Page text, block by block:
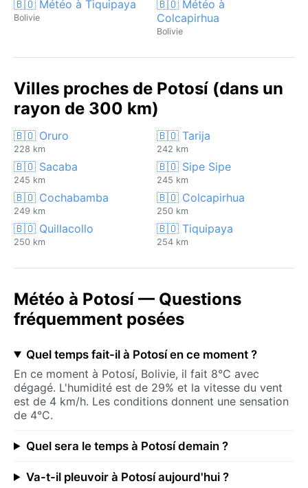
🇧🇴 Météo à Tiquipaya
Bolivie
🇧🇴 Météo à
Colcapirhua
Bolivie
Villes proches de Potosí (dans un
rayon de 300 km)
🇧🇴 Oruro
228 km
🇧🇴 Tarija
242 km
🇧🇴 Sacaba
245 km
🇧🇴 Sipe Sipe
245 km
🇧🇴 Cochabamba
249 km
🇧🇴 Colcapirhua
250 km
🇧🇴 Quillacollo
250 km
🇧🇴 Tiquipaya
254 km
Météo à Potosí — Questions
fréquemment posées
Quel temps fait-il à Potosí en ce moment ?
En ce moment à Potosí, Bolivie, il fait 8°C avec
dégagé. L'humidité est de 29% et la vitesse du vent
est de 4 km/h. Les conditions donnent une sensation
de 4°C.
Quel sera le temps à Potosí demain ?
Va-t-il pleuvoir à Potosí aujourd'hui ?